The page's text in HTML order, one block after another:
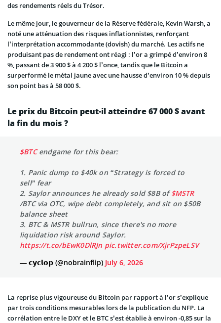
des rendements réels du Trésor.
Le même jour, le gouverneur de la Réserve fédérale, Kevin Warsh, a
noté une atténuation des risques inflationnistes, renforçant
l’interprétation accommodante (dovish) du marché. Les actifs ne
produisant pas de rendement ont réagi : l’or a grimpé d’environ 8
%, passant de 3 900 $ à 4 200 $ l’once, tandis que le Bitcoin a
surperformé le métal jaune avec une hausse d’environ 10 % depuis
son point bas à 58 000 $.
Le prix du Bitcoin peut-il atteindre 67 000 $ avant
la fin du mois ?
$BTCendgame for this bear:
1. Panic dump to $40k on “Strategy is forced to
sell” fear
2. Saylor announces he already sold $8B of$MSTR
/BTC via OTC, wipe debt completely, and sit on $50B
balance sheet
3. BTC & MSTR bullrun, since there's no more
liquidation risk around Saylor.
https://t.co/bEwK0DlRJn pic.twitter.com/XjrPzpeLSV
— 𝗰𝘆𝗰𝗹𝗼𝗽 (@nobrainflip) July 6, 2026
La reprise plus vigoureuse du Bitcoin par rapport à l’or s’explique
par trois conditions mesurables lors de la publication du NFP. La
corrélation entre le DXY et le BTC s’est établie à environ -0,85 sur la